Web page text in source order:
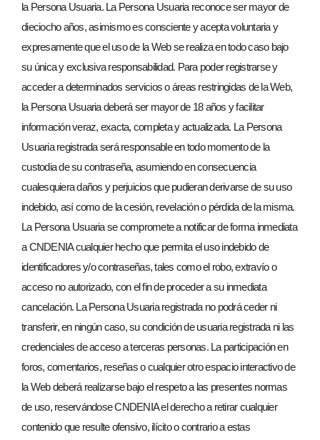
la Persona Usuaria. La Persona Usuaria reconoce ser mayor de
dieciocho años, asimismo es consciente y acepta voluntaria y
expresamente que el uso de la Web se realiza en todo caso bajo
su única y exclusiva responsabilidad. Para poder registrarse y
acceder a determinados servicios o áreas restringidas de la Web,
la Persona Usuaria deberá ser mayor de 18 años y facilitar
información veraz, exacta, completa y actualizada. La Persona
Usuaria registrada será responsable en todo momento de la
custodia de su contraseña, asumiendo en consecuencia
cualesquiera daños y perjuicios que pudieran derivarse de su uso
indebido, así como de la cesión, revelación o pérdida de la misma.
La Persona Usuaria se compromete a notificar de forma inmediata
a CNDENIA cualquier hecho que permita el uso indebido de
identificadores y/o contraseñas, tales como el robo, extravío o
acceso no autorizado, con el fin de proceder a su inmediata
cancelación. La Persona Usuaria registrada no podrá ceder ni
transferir, en ningún caso, su condición de usuaria registrada ni las
credenciales de acceso a terceras personas. La participación en
foros, comentarios, reseñas o cualquier otro espacio interactivo de
la Web deberá realizarse bajo el respeto a las presentes normas
de uso, reservándose CNDENIA el derecho a retirar cualquier
contenido que resulte ofensivo, ilícito o contrario a estas